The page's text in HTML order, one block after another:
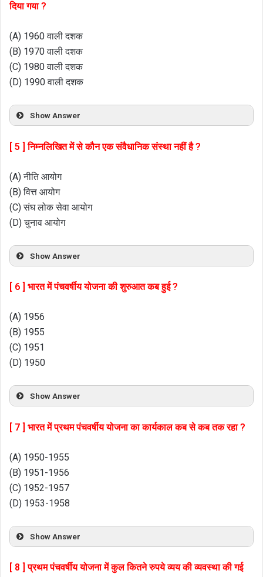
दिया गया ?
(A) 1960 वाली दशक
(B) 1970 वाली दशक
(C) 1980 वाली दशक
(D) 1990 वाली दशक
Show Answer
[ 5 ] निम्नलिखित में से कौन एक संवैधानिक संस्था नहीं है ?
(A) नीति आयोग
(B) वित्त आयोग
(C) संघ लोक सेवा आयोग
(D) चुनाव आयोग
Show Answer
[ 6 ] भारत में पंचवर्षीय योजना की शुरुआत कब हुई ?
(A) 1956
(B) 1955
(C) 1951
(D) 1950
Show Answer
[ 7 ] भारत में प्रथम पंचवर्षीय योजना का कार्यकाल कब से कब तक रहा ?
(A) 1950-1955
(B) 1951-1956
(C) 1952-1957
(D) 1953-1958
Show Answer
[ 8 ] प्रथम पंचवर्षीय योजना में कुल कितने रुपये व्यय की व्यवस्था की गई